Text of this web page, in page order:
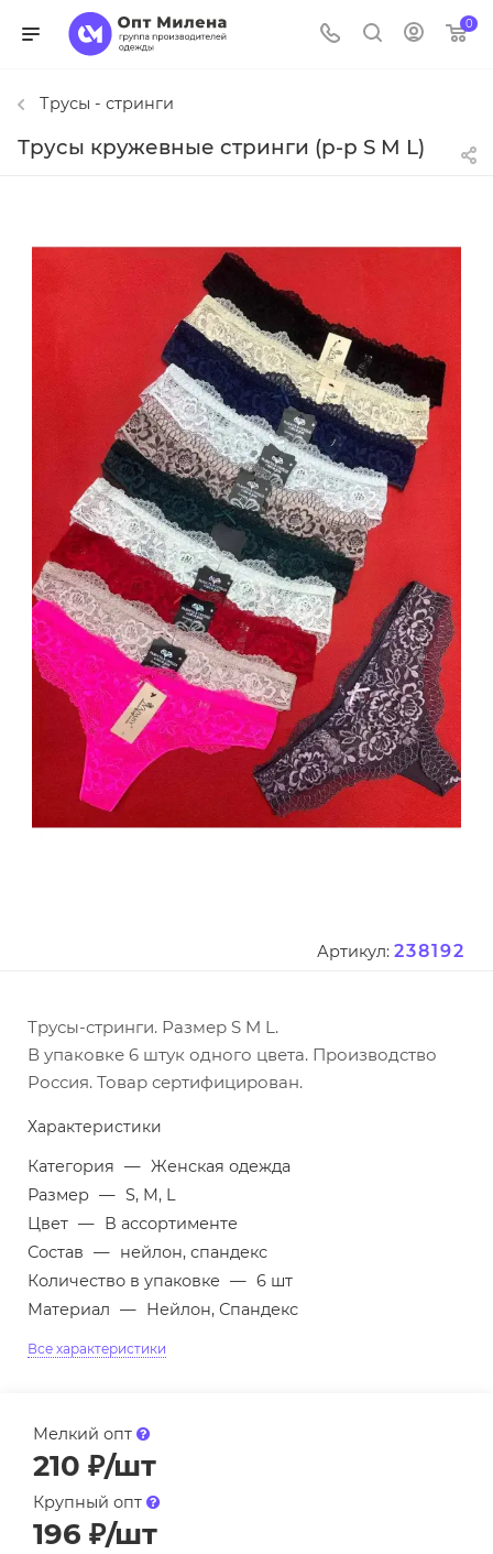
0
Трусы - стринги
Трусы кружевные стринги (р-р S M L)
Артикул: 238192
Трусы-стринги. Размер S M L.
В упаковке 6 штук одного цвета. Производство
Россия. Товар сертифицирован.
Характеристики
Категория — Женская одежда
Размер — S, M, L
Цвет — В ассортименте
Состав — нейлон, спандекс
Количество в упаковке — 6 шт
Материал — Нейлон, Спандекс
Все характеристики
Мелкий опт
210 ₽/шт
Крупный опт
196 ₽/шт